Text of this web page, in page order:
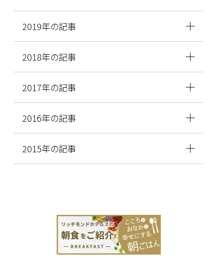
2019年の記事
2018年の記事
2017年の記事
2016年の記事
2015年の記事